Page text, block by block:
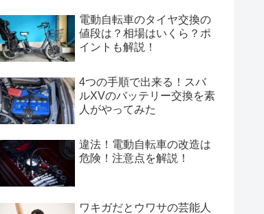
電動自転車のタイヤ交換の
値段は？相場はいくら？ポ
イントも解説！
4つの手順で出来る！スバ
ルXVのバッテリー交換を素
人がやってみた
違法！電動自転車の改造は
危険！注意点を解説！
ワキガだとウワサの芸能人